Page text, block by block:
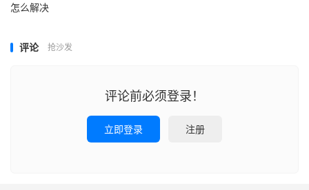
怎么解决
评论 抢沙发
评论前必须登录！
立即登录 注册